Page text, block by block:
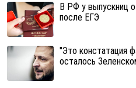
В РФ у выпускниц
после ЕГЭ
"Это констатация
осталось